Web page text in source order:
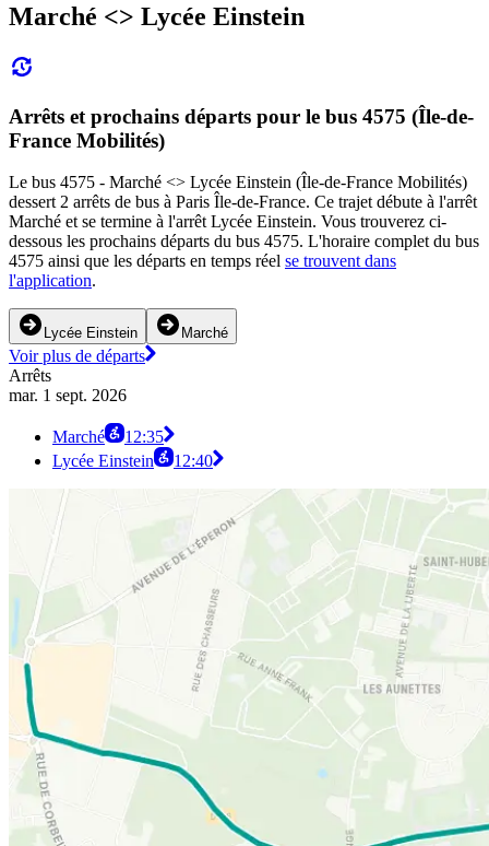
Marché <> Lycée Einstein
Arrêts et prochains départs pour le bus 4575 (Île-de-
France Mobilités)
Le bus 4575 - Marché <> Lycée Einstein (Île-de-France Mobilités)
dessert 2 arrêts de bus à Paris Île-de-France. Ce trajet débute à l'arrêt
Marché et se termine à l'arrêt Lycée Einstein. Vous trouverez ci-
dessous les prochains départs du bus 4575. L'horaire complet du bus
4575 ainsi que les départs en temps réel se trouvent dans
l'application.
Lycée Einstein Marché
Voir plus de départs
Arrêts
mar. 1 sept. 2026
Marché
12:35
Lycée Einstein
12:40